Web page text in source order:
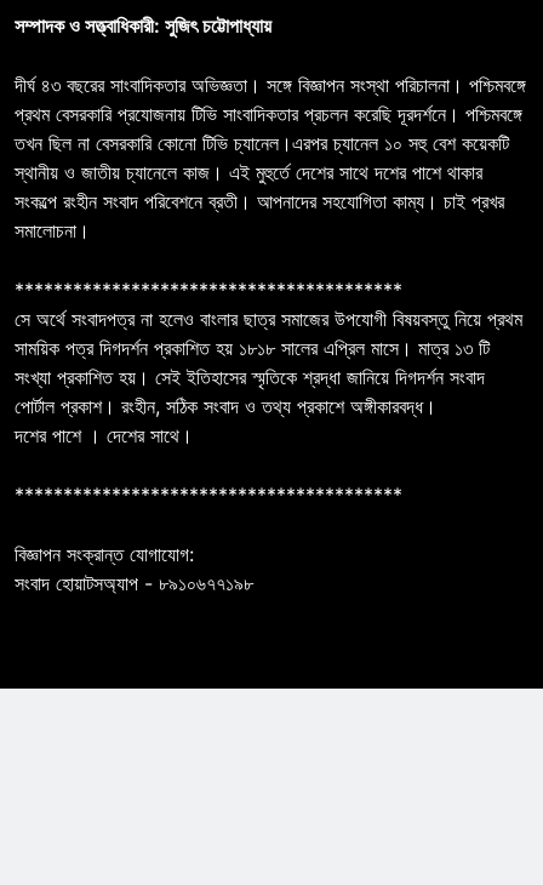
সম্পাদক ও সত্ত্বাধিকারী: সুজিৎ চট্টোপাধ্যায়
দীর্ঘ ৪৩ বছরের সাংবাদিকতার অভিজ্ঞতা। সঙ্গে বিজ্ঞাপন সংস্থা পরিচালনা। পশ্চিমবঙ্গে
প্রথম বেসরকারি প্রযোজনায় টিভি সাংবাদিকতার প্রচলন করেছি দূরদর্শনে। পশ্চিমবঙ্গে
তখন ছিল না বেসরকারি কোনো টিভি চ্যানেল।এরপর চ্যানেল ১০ সহু বেশ কয়েকটি
স্থানীয় ও জাতীয় চ্যানেলে কাজ। এই মুহুর্তে দেশের সাথে দশের পাশে থাকার
সংকল্পে রংহীন সংবাদ পরিবেশনে ব্রতী। আপনাদের সহযোগিতা কাম্য। চাই প্রখর
সমালোচনা।
****************************************
সে অর্থে সংবাদপত্র না হলেও বাংলার ছাত্র সমাজের উপযোগী বিষয়বস্তু নিয়ে প্রথম
সাময়িক পত্র দিগদর্শন প্রকাশিত হয় ১৮১৮ সালের এপ্রিল মাসে। মাত্র ১৩ টি
সংখ্যা প্রকাশিত হয়। সেই ইতিহাসের স্মৃতিকে শ্রদ্ধা জানিয়ে দিগদর্শন সংবাদ
পোর্টাল প্রকাশ। রংহীন, সঠিক সংবাদ ও তথ্য প্রকাশে অঙ্গীকারবদ্ধ।
দশের পাশে । দেশের সাথে।
****************************************
বিজ্ঞাপন সংক্রান্ত যোগাযোগ:
সংবাদ হোয়াটসঅ্যাপ - ৮৯১০৬৭৭১৯৮